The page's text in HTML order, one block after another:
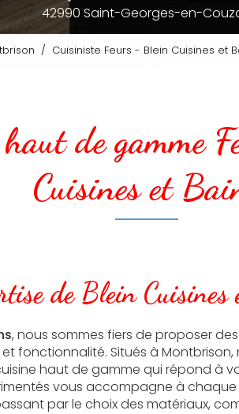
42990 Saint-Georges-en-
Cuisiniste Feurs - Blein Cuisines et
de gamme
Cuisines et
de Blein
, nous sommes fiers de proposer
fonctionnalité. Situés à
haut de gamme qui répond à
vous accompagne à
par le choix des matériaux,